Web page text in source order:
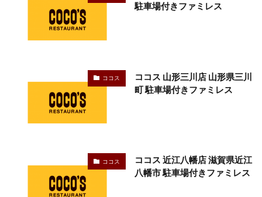
駐車場付きファミレス
ココス
ココス 山形三川店 山形県三川
町 駐車場付きファミレス
ココス
ココス 近江八幡店 滋賀県近江
八幡市 駐車場付きファミレス